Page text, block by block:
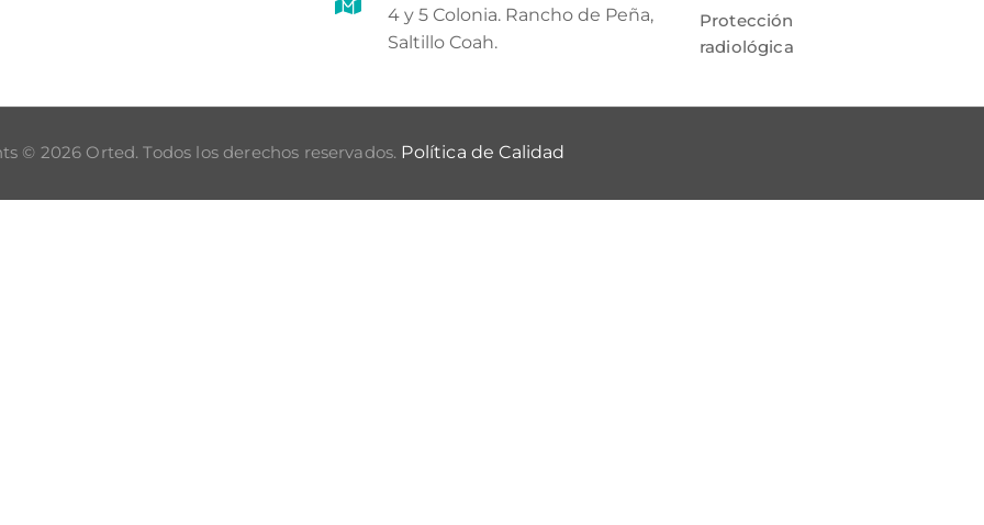
4 y 5 Colonia. Rancho de Peña,
Saltillo Coah.
Protección
radiológica
© 2026 Orted. Todos los derechos reservados. Política de Calidad